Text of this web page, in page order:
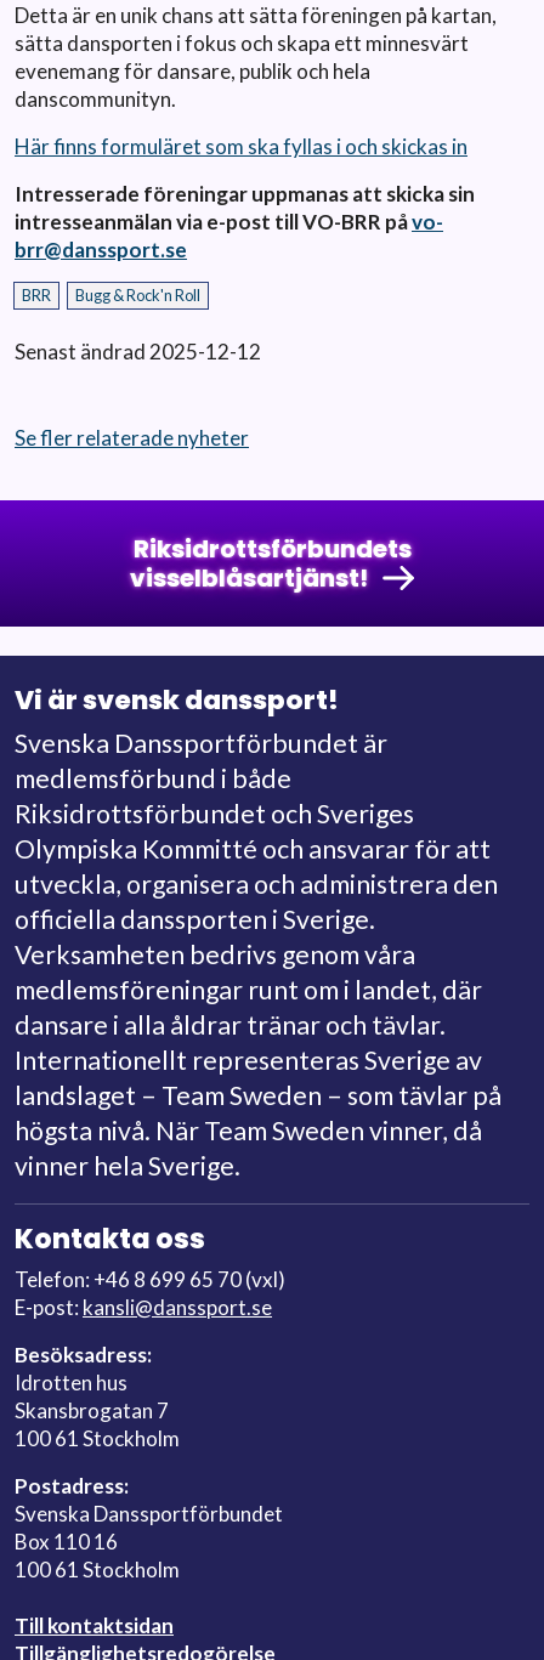
Detta är en unik chans att sätta föreningen på kartan,
sätta dansporten i fokus och skapa ett minnesvärt
evenemang för dansare, publik och hela
danscommunityn.
Här finns formuläret som ska fyllas i och skickas in
Intresserade föreningar uppmanas att skicka sin
intresseanmälan via e-post till VO-BRR påvo-
brr@danssport.se
BRR Bugg & Rock'n Roll
Senast ändrad 2025-12-12
Se fler relaterade nyheter
Riksidrottsförbundets
visselblåsartjänst!
Vi är svensk danssport!
Svenska Danssportförbundet är
medlemsförbund i både
Riksidrottsförbundet och Sveriges
Olympiska Kommitté och ansvarar för att
utveckla, organisera och administrera den
officiella danssporten i Sverige.
Verksamheten bedrivs genom våra
medlemsföreningar runt om i landet, där
dansare i alla åldrar tränar och tävlar.
Internationellt representeras Sverige av
landslaget – Team Sweden – som tävlar på
högsta nivå. När Team Sweden vinner, då
vinner hela Sverige.
Kontakta oss
Telefon: +46 8 699 65 70 (vxl)
E-post: kansli@danssport.se
Besöksadress:
Idrotten hus
Skansbrogatan 7
100 61 Stockholm
Postadress:
Svenska Danssportförbundet
Box 110 16
100 61 Stockholm
Till kontaktsidan
Tillgänglighetsredogörelse